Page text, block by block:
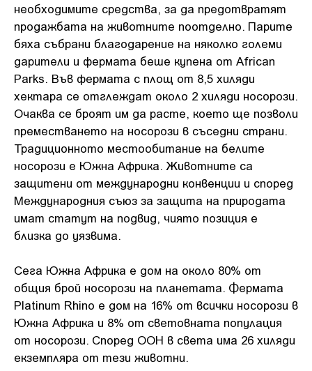
необходимите средства, за да предотвратят
продажбата на животните поотделно. Парите
бяха събрани благодарение на няколко големи
дарители и фермата беше купена от African
Parks. Във фермата с площ от 8,5 хиляди
хектара се отглеждат около 2 хиляди носорози.
Очаква се броят им да расте, което ще позволи
преместването на носорози в съседни страни.
Традиционното местообитание на белите
носорози е Южна Африка. Животните са
защитени от международни конвенции и според
Международния съюз за защита на природата
имат статут на подвид, чиято позиция е
близка до уязвима.
Сега Южна Африка е дом на около 80% от
общия брой носорози на планетата. Фермата
Platinum Rhino е дом на 16% от всички носорози в
Южна Африка и 8% от световната популация
от носорози. Според ООН в света има 26 хиляди
екземпляра от тези животни.